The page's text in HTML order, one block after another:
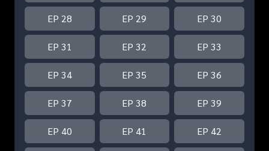
EP 28 EP 29 EP 30
EP 31 EP 32 EP 33
EP 34 EP 35 EP 36
EP 37 EP 38 EP 39
EP 40 EP 41 EP 42